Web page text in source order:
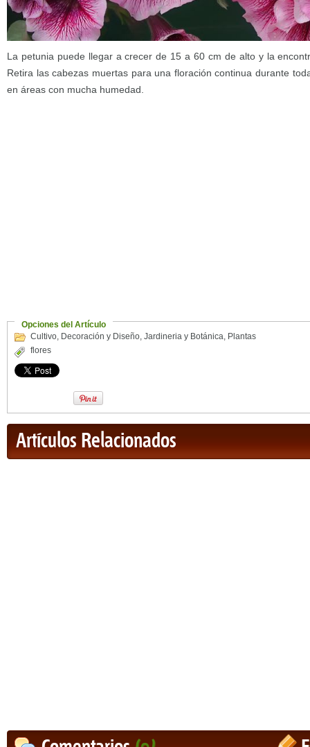
La petunia puede llegar a crecer de 15 a 60 cm de alto y la
Retira las cabezas muertas para una floración continua durante
en áreas con mucha humedad.
Opciones del Artículo
Cultivo, Decoración y Diseño, Jardineria y Botánica, Plantas
flores
Artículos Relacionados